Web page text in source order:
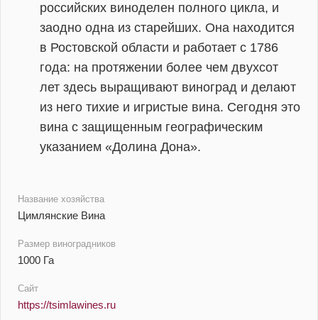
российских виноделен полного цикла, и
заодно одна из старейших. Она находится
в Ростовской области и работает с 1786
года: на протяжении более чем двухсот
лет здесь выращивают виноград и делают
из него тихие и игристые вина. Сегодня это
вина с защищенным географическим
указанием «Долина Дона».
Название хозяйства
Цимлянские Вина
Размер виноградников
1000 Га
Сайт
https://tsimlawines.ru